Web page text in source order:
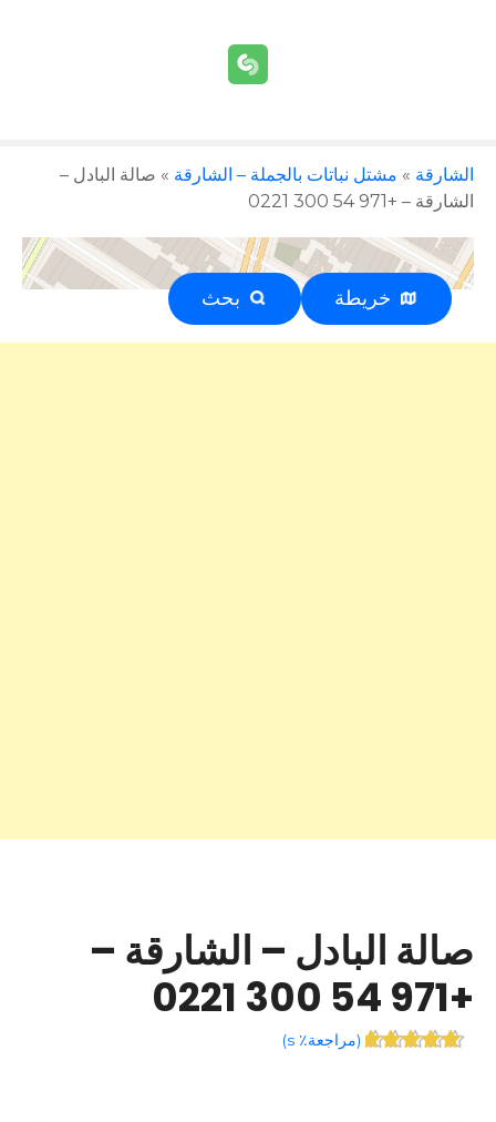
الشارقة » مشتل نباتات بالجملة – الشارقة » صالة البادل –
الشارقة – +971 54 300 0221
خريطة بحثإعلان
صالة البادل – الشارقة –
+971 54 300 0221
(مراجعة٪ s )